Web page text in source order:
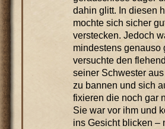
dahin glitt. In diesen
mochte sich sicher
verstecken. Jedoch
mindestens genauso
versuchte den
seiner Schwester
zu bannen und sich
fixieren die noch gar
Sie war vor ihm und
ins Gesicht blicken –